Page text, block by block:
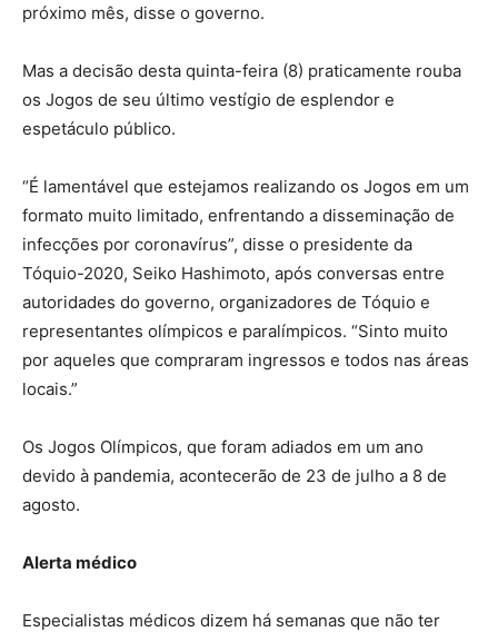
próximo mês, disse o governo.
Mas a decisão desta quinta-feira (8) praticamente rouba
os Jogos de seu último vestígio de esplendor e
espetáculo público.
“É lamentável que estejamos realizando os Jogos em um
formato muito limitado, enfrentando a disseminação de
infecções por coronavírus”, disse o presidente da
Tóquio-2020, Seiko Hashimoto, após conversas entre
autoridades do governo, organizadores de Tóquio e
representantes olímpicos e paralímpicos. “Sinto muito
por aqueles que compraram ingressos e todos nas áreas
locais.”
Os Jogos Olímpicos, que foram adiados em um ano
devido à pandemia, acontecerão de 23 de julho a 8 de
agosto.
Alerta médico
Especialistas médicos dizem há semanas que não ter